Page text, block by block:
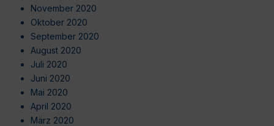
November 2020
Oktober 2020
September 2020
August 2020
Juli 2020
Juni 2020
Mai 2020
April 2020
März 2020